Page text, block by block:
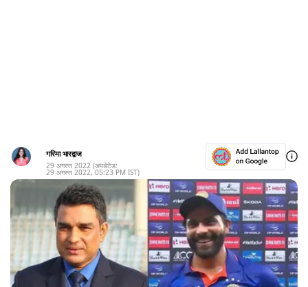
गरिमा भारद्वाज
29 अगस्त 2022 (अपडेटेड:
29 अगस्त 2022, 05:23 PM IST)